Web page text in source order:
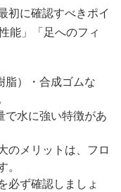
初に確認すべきポイ
能」「足へのフィ
脂）・合成ゴムな
で水に強い特徴があ
のメリットは、フロ
必ず確認しましょ